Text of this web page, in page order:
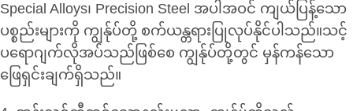
Special Alloys၊ Precision Steel အပါအဝင် ကျယ်ပြန့်သော
ပစ္စည်းများကို ကျွန်ုပ်တို့ စက်ယန္တရားပြုလုပ်နိုင်ပါသည်။သင့်
ပရောဂျက်လိုအပ်သည်ဖြစ်စေ ကျွန်ုပ်တို့တွင် မှန်ကန်သော
ဖြေရှင်းချက်ရှိသည်။